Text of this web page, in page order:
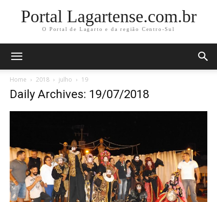
Portal Lagartense.com.br
O Portal de Lagarto e da região Centro-Sul
Home 2018 julho 19
Daily Archives: 19/07/2018